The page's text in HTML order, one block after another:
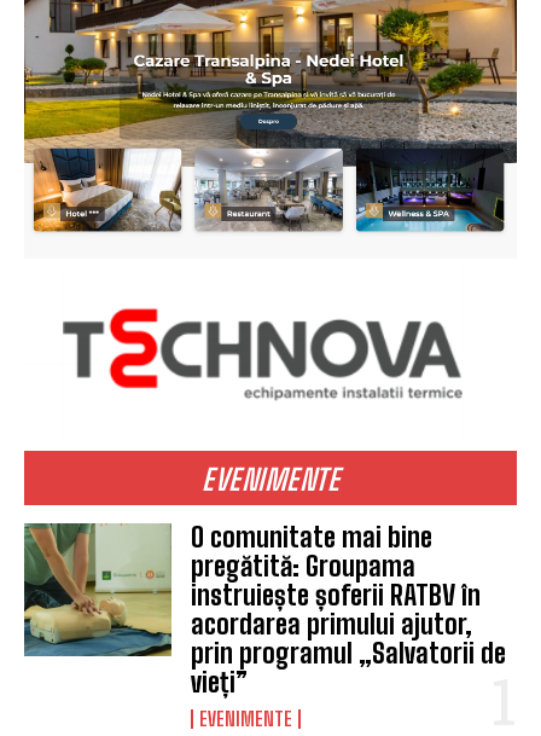
EVENIMENTE
O comunitate mai bine
pregătită: Groupama
instruiește șoferii RATBV în
acordarea primului ajutor,
prin programul „Salvatorii de
vieți”
EVENIMENTE